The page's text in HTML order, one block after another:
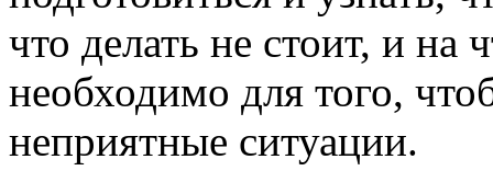
что делать не стоит, и
необходимо для того,
неприятные ситуации.